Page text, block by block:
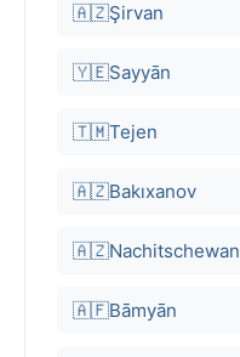
🇦🇿Şirvan
🇾🇪Sayyān
🇹🇲Tejen
🇦🇿Bakıxanov
🇦🇿Nachitschewan
🇦🇫Bāmyān